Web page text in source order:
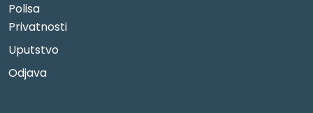
Polisa
Privatnosti
Uputstvo
Odjava